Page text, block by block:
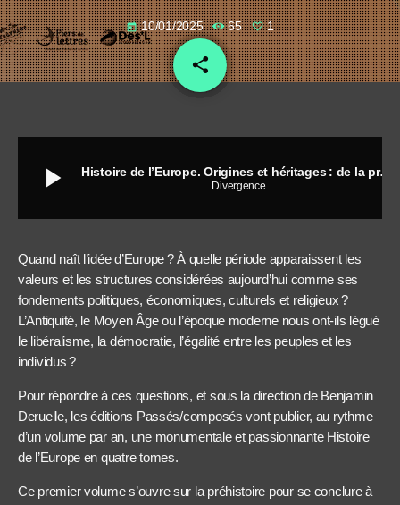
today 10/01/2025 65 1
share
email
play_arrow Histoire de l’Europe. Origines et héritages : de la préhistoire au Ve siècle - Violaine Sebillotte
Divergence
Quand naît l’idée d’Europe ? À quelle période apparaissent les
valeurs et les structures considérées aujourd’hui comme ses
fondements politiques, économiques, culturels et religieux ?
L’Antiquité, le Moyen Âge ou l’époque moderne nous ont-ils légué
le libéralisme, la démocratie, l’égalité entre les peuples et les
individus ?
Pour répondre à ces questions, et sous la direction de Benjamin
Deruelle, les éditions Passés/composés vont publier, au rythme
d’un volume par an, une monumentale et passionnante Histoire
de l’Europe en quatre tomes.
Ce premier volume s’ouvre sur la préhistoire pour se conclure à